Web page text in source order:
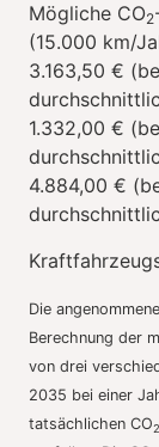
Mögliche CO2
(15.000 km/
3.163,50 €
1.332,00 €
4.884,00 €
Die
Berechnung der
von drei
2035 bei einer
tatsächlichen CO2